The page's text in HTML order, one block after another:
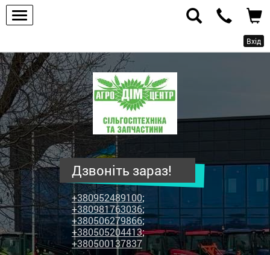
Вхід
ПП
"Агродім-
центр"
-
продаж
сільськогосподарської
техніки
та
запчастин
Дзвоніть зараз!
+380952489100;
+380981763036;
+380506279866;
+380505204413;
+380500137837